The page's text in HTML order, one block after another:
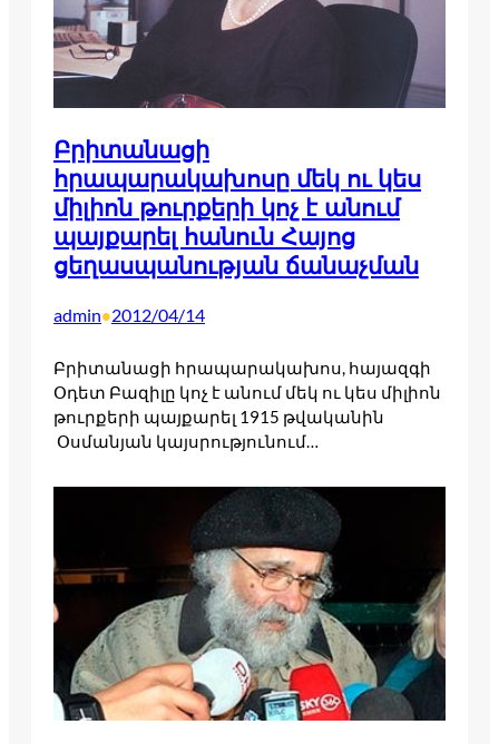
Բրիտանացի
հրապարակախոսը մեկ ու կես
միլիոն թուրքերի կոչ է անում
պայքարել հանուն Հայոց
ցեղասպանության ճանաչման
admin•2012/04/14
Բրիտանացի հրապարակախոս, հայազգի
Օդետ Բազիլը կոչ է անում մեկ ու կես միլիոն
թուրքերի պայքարել 1915 թվականին
Օսմանյան կայսրությունում…